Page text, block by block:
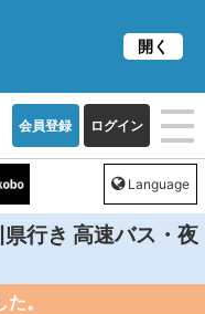
会員登録 ログイン
Language
県行き 高速バス・夜
。
開く